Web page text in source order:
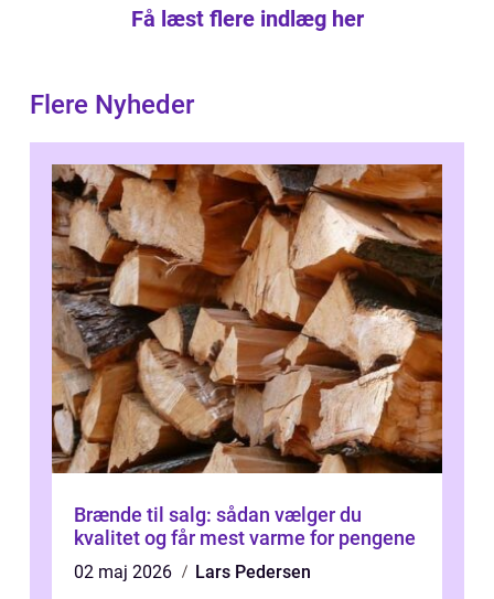
Få læst flere indlæg her
Flere Nyheder
Brænde til salg: sådan vælger du
kvalitet og får mest varme for pengene
02 maj 2026
Lars Pedersen